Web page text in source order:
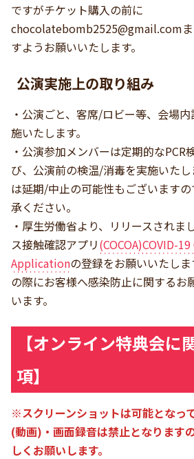
ですがチケット購入の前に
chocolatebomb2525@gmail.com
すようお願いいたします。
公演実施上の取り組み
・公演ごと、客席/ロビー等、会場
施いたします。
・公演参加メンバーは定期的な
び、公演前の検温/消毒を実施いたし
は延期/中止の可能性もございます
承ください。
・厚生労働省より、リリースされま
ス接触確認アプリ(COCOA)COVID-
Applicationの登録をお願いいたし
の際にお客様へ感染防止に関するお
います。
【オンライン特典会に
項】
※スクリーンショットは可能となっ
(動画)・画面録音は禁止となります
しくお願いします。